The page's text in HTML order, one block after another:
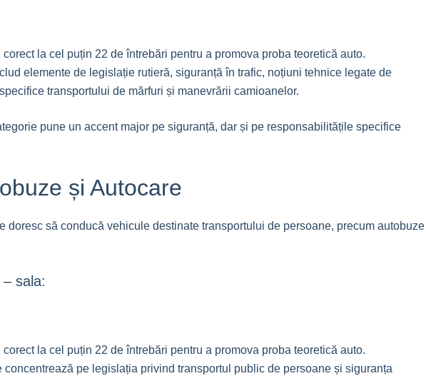
la cel puțin 22 de întrebări pentru a promova proba teoretică auto.
elemente de legislație rutieră, siguranță în trafic, noțiuni tehnice legate de
transportului de mărfuri și manevrării camioanelor.
pune un accent major pe siguranță, dar și pe responsabilitățile specifice
și Autocare
doresc să conducă vehicule destinate transportului de persoane, precum autobuze
sala:
la cel puțin 22 de întrebări pentru a promova proba teoretică auto.
concentrează pe legislația privind transportul public de persoane și siguranța